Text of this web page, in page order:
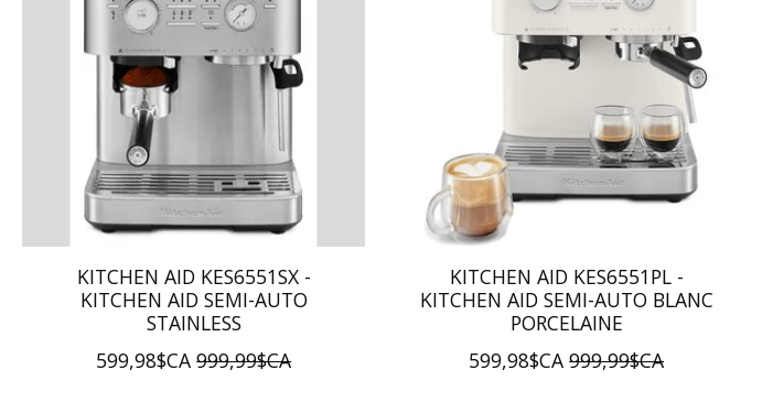
KITCHEN AID KES6551SX -
KITCHEN AID SEMI-AUTO
STAINLESS
599,98$CA 999,99$CA
KITCHEN AID KES6551PL -
KITCHEN AID SEMI-AUTO BLANC
PORCELAINE
599,98$CA 999,99$CA